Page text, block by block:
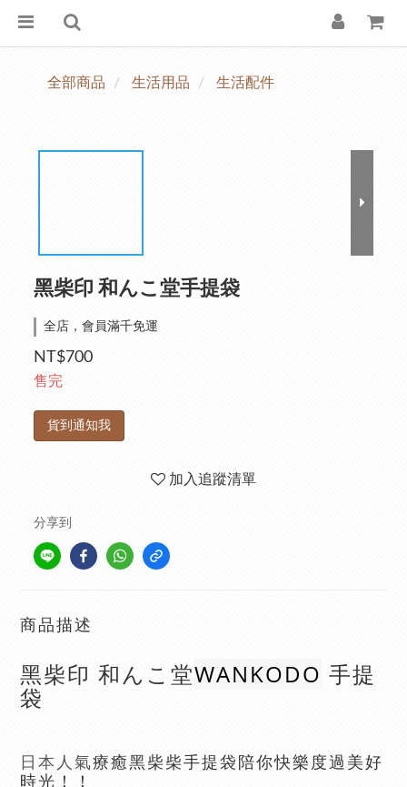
全部商品 生活用品 生活配件
黑柴印 和んこ堂手提袋
全店，會員滿千免運
NT$700
售完
貨到通知我
加入追蹤清單
分享到
商品描述
黑柴印 和んこ堂WANKODO 手提
袋
日本人氣療癒黑柴柴手提袋陪你快樂度過美好
時光！！